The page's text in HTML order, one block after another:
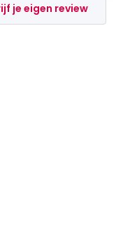
je eigen review